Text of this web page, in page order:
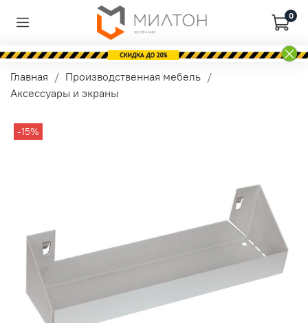
0
Главная
Производственная мебель
Аксессуары и экраны
-15%